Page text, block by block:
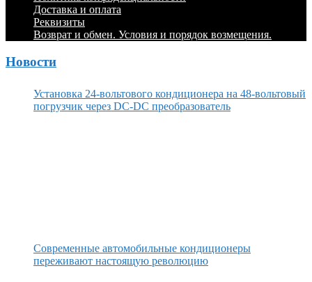
Доставка и оплата
Реквизиты
Возврат и обмен. Условия и порядок возмещения.
Новости
Установка 24-вольтового кондиционера на 48-вольтовый
погрузчик через DC-DC преобразователь
Современные автомобильные кондиционеры
переживают настоящую революцию